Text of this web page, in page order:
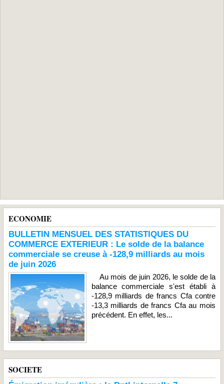
ECONOMIE
BULLETIN MENSUEL DES STATISTIQUES DU
COMMERCE EXTERIEUR : Le solde de la balance
commerciale se creuse à -128,9 milliards au mois
de juin 2026
Au mois de juin 2026, le solde de la
balance commerciale s'est établi à
-128,9 milliards de francs Cfa contre
-13,3 milliards de francs Cfa au mois
précédent. En effet, les...
SOCIETE